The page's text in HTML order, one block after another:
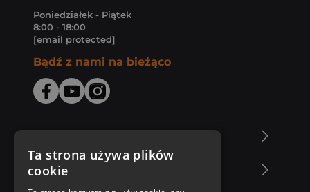
Poniedziałek - Piątek
8:00 - 18:00
[email protected]
Bądź z nami na bieżąco
Zakupy u nas
Ta strona używa plików
cookie